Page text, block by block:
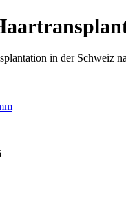
in der Schweiz